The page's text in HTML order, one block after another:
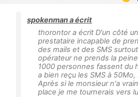
spokenman a écrit
thorontor a écrit D'un côté
prestataire incapable de
des mails et des SMS
opérateur ne prends la
1000 personnes fassent du
a bien reçu les SMS à
Après si le monsieur n'a
place je me tournerais vers